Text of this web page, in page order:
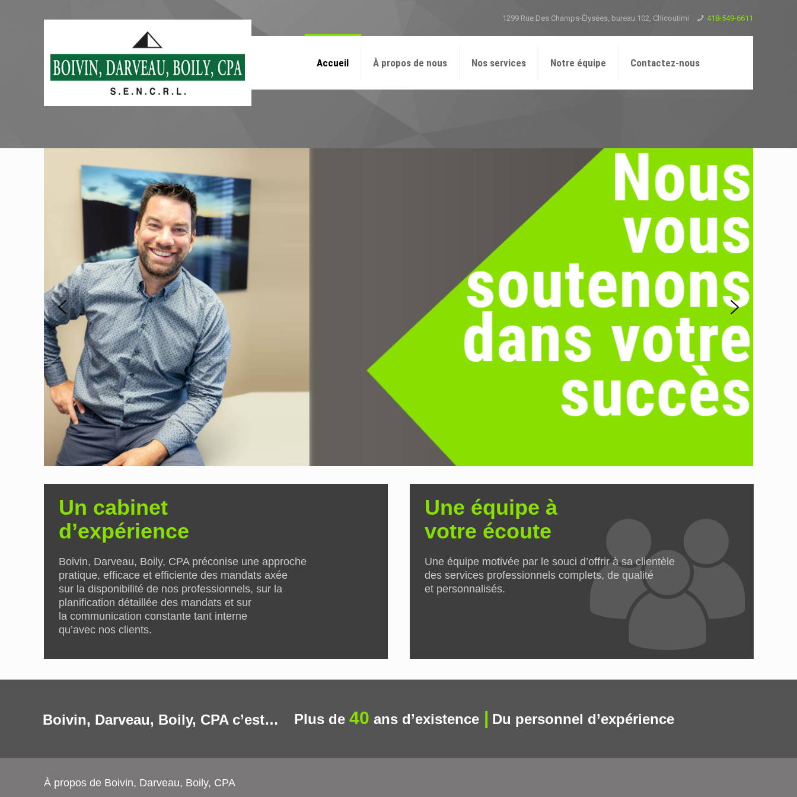
1299 Rue Des Champs-Élysées, bureau 102, Chicoutimi 418-549-6611
Accueil À propos de nous Nos services Notre équipe Contactez-nous
Un cabinet
d’expérience
Boivin, Darveau, Boily, CPA préconise une approche
pratique, efficace et efficiente des mandats axée
sur la disponibilité de nos professionnels, sur la
planification détaillée des mandats et sur
la communication constante tant interne
qu’avec nos clients.
Une équipe à
votre écoute
Une équipe motivée par le souci d’offrir à sa clientèle
des services professionnels complets, de qualité
et personnalisés.
Boivin, Darveau, Boily, CPA c’est… Plus de 40 ans d’existence Du personnel d’expérience
À propos de Boivin, Darveau, Boily, CPA